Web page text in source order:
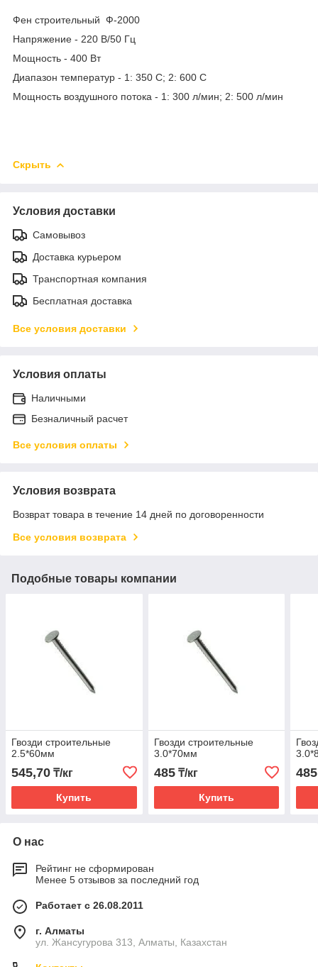
Фен строительный Ф-2000
Напряжение - 220 В/50 Гц
Мощность - 400 Вт
Диапазон температур - 1: 350 С; 2: 600 С
Мощность воздушного потока - 1: 300 л/мин; 2: 500 л/мин
Скрыть
Условия доставки
Самовывоз
Доставка курьером
Транспортная компания
Бесплатная доставка
Все условия доставки
Условия оплаты
Наличными
Безналичный расчет
Все условия оплаты
Условия возврата
Возврат товара в течение 14 дней по договоренности
Все условия возврата
Подобные товары компании
Гвозди строительные
2.5*60мм
545,70 ₸/кг
Купить
Гвозди строительные
3.0*70мм
485₸/кг
Купить
485
О нас
Рейтинг не сформирован
Менее 5 отзывов за последний год
Работает с 26.08.2011
г. Алматы
ул. Жансугурова 313, Алматы, Казахстан